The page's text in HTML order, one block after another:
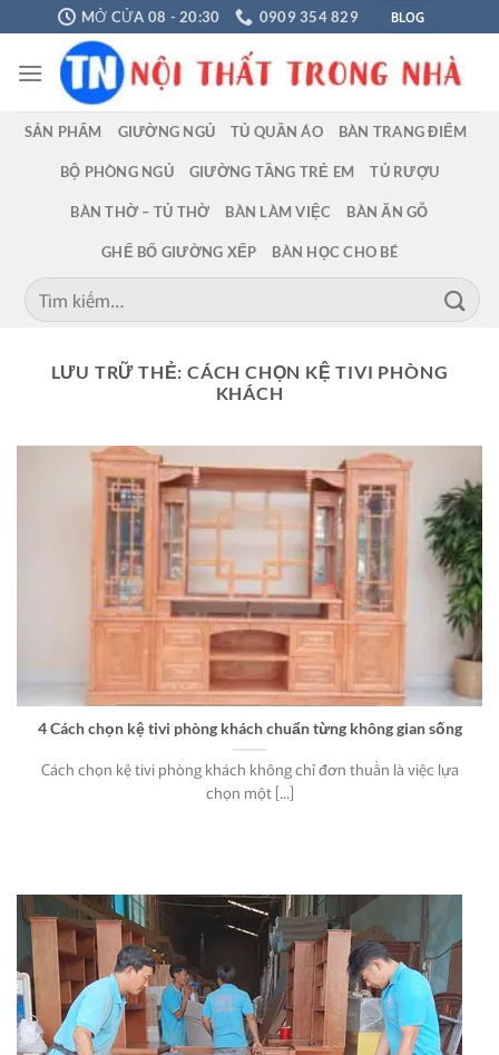
Chuyển
đến
nội
MỞ CỬA 08 - 20:30 0909 354 829 BLOG
SẢN PHẨM GIƯỜNG NGỦ TỦ QUẦN ÁO BÀN TRANG ĐIỂM
BỘ PHÒNG NGỦ GIƯỜNG TẦNG TRẺ EM TỦ RƯỢU
BÀN THỜ – TỦ THỜ BÀN LÀM VIỆC BÀN ĂN GỖ
GHẾ BỐ GIƯỜNG XẾP BÀN HỌC CHO BÉ
Tìm
kiếm:
LƯU TRỮ THẺ: CÁCH CHỌN KỆ TIVI PHÒNG
KHÁCH
4 Cách chọn kệ tivi phòng khách chuẩn từng không gian sống
Cách chọn kệ tivi phòng khách không chỉ đơn thuần là việc lựa
chọn một [...]